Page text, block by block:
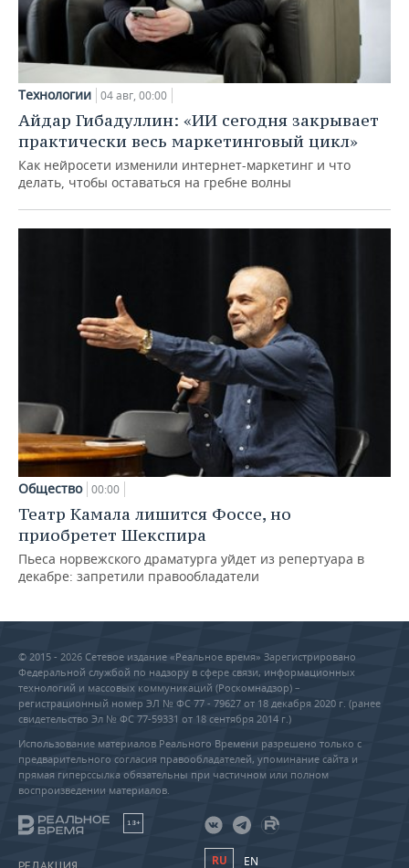
Технологии 04 авг, 00:00
Айдар Гибадуллин: «ИИ сегодня закрывает
практически весь маркетинговый цикл»
Как нейросети изменили интернет-маркетинг и что
делать, чтобы оставаться на гребне волны
Общество 00:00
Театр Камала лишится Фоссе, но
приобретет Шекспира
Пьеса норвежского драматурга уйдет из репертуара в
декабре: запретили правообладатели
© 2015 - 2026 Сетевое издание «Реальное время» Зарегистрировано
Федеральной службой по надзору в сфере связи, информационных
технологий и массовых коммуникаций (Роскомнадзор) –
регистрационный номер ЭЛ № ФС 77 - 79627 от 18 декабря 2020 г. (ранее
свидетельство Эл № ФС 77-59331 от 18 сентября 2014 г.)
Использование материалов Реального Времени разрешено только с
предварительного согласия правообладателей, упоминание сайта и
прямая гиперссылка обязательны при частичном или полном
воспроизведении материалов.
18+
RU EN